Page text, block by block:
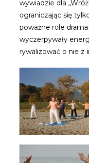
wywiadzie dla
ograniczając się
poważne role
wyczerpywały
rywalizować o nie z